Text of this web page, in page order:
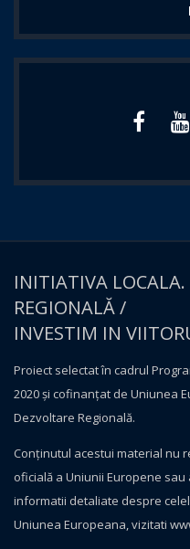
INITIATIVA LOCALA.
REGIONALĂ /
INVESTIM IN
Proiect selectat în cadrul
2020 și cofinanțat de Uniunea
Dezvoltare Regională.
Conţinutul acestui material nu
oficială a Uniunii Europene
informatii detaliate despre
Uniunea Europeana, vizitati